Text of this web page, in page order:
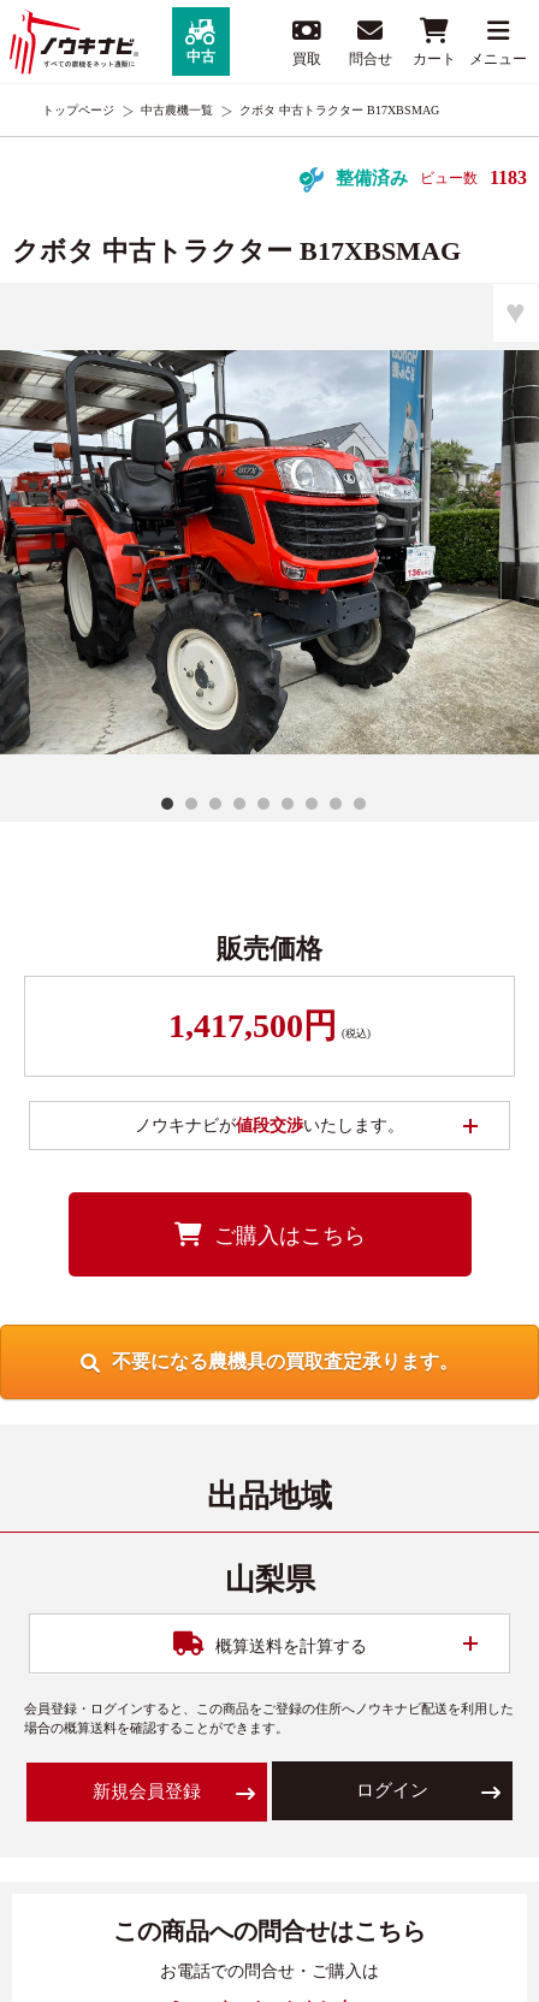
中古 買取 問合せ カート メニュー
トップページ 中古農機一覧 クボタ 中古トラクター B17XBSMAG
整備済み ビュー数 1183
クボタ 中古トラクター B17XBSMAG
♥
販売価格
1,417,500円 (税込)
ノウキナビが値段交渉いたします。
ご購入はこちら
不要になる農機具の買取査定承ります。
出品地域
山梨県
概算送料を計算する
会員登録・ログインすると、この商品をご登録の住所へノウキナビ配送を利用した
場合の概算送料を確認することができます。
新規会員登録 ログイン
この商品への問合せはこちら
お電話での問合せ・ご購入は